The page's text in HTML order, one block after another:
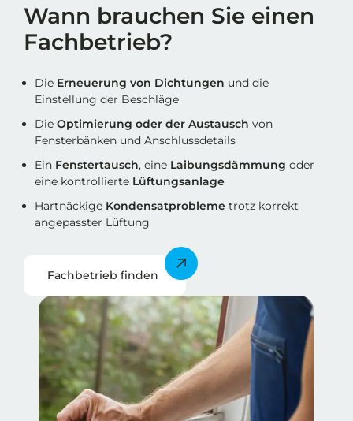
Wann brauchen Sie einen
Fachbetrieb?
Die Erneuerung von Dichtungen und die
Einstellung der Beschläge
Die Optimierung oder der Austausch von
Fensterbänken und Anschlussdetails
Ein Fenstertausch, eine Laibungsdämmung oder
eine kontrollierte Lüftungsanlage
Hartnäckige Kondensatprobleme trotz korrekt
angepasster Lüftung
Fachbetrieb finden